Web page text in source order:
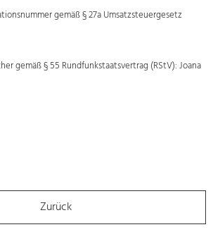
gemäß § 27a Umsatzsteuergesetz
gemäß § 55 Rundfunkstaatsvertrag (RStV): Joana
Zurück